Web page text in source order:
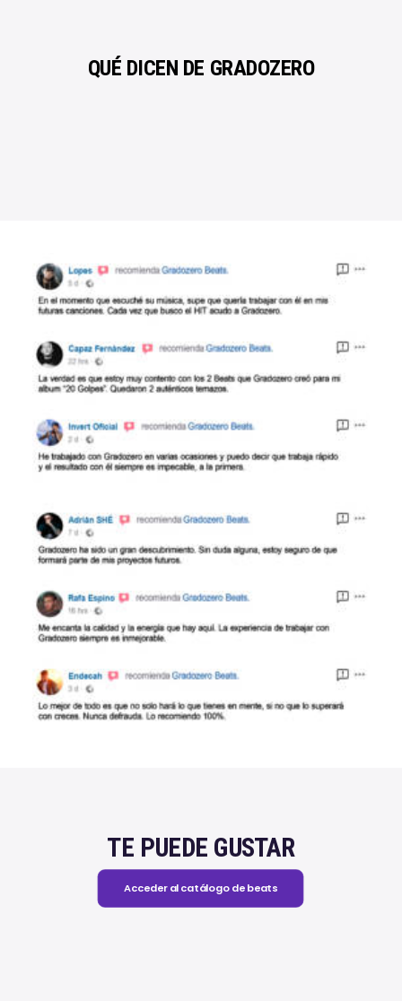
QUÉ DICEN DE GRADOZERO
TE PUEDE GUSTAR
Acceder al catálogo de beats